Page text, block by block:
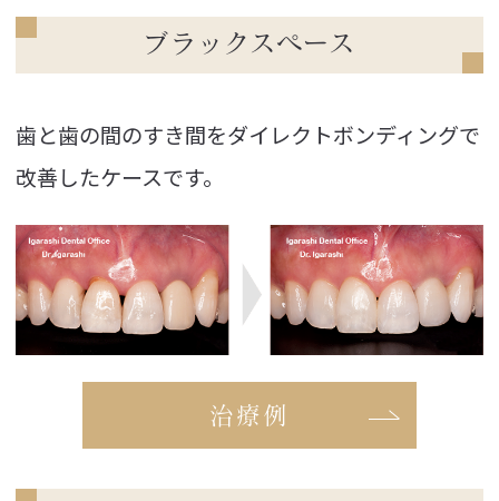
ブラックスペース
歯と歯の間のすき間をダイレクトボンディングで
改善したケースです。
治療例